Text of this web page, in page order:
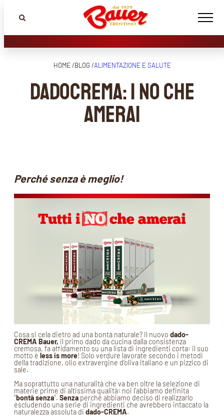
HOME /BLOG /ALIMENTAZIONE E SALUTE
Dadocrema: i no che
amerai
Perché senza è meglio!
Cosa si cela dietro ad una bontà naturale? Il nuovo dado-
CREMA Bauer, il primo dado da cucina dalla consistenza
cremosa, fa affidamento su una lista di ingredienti corta: il suo
motto è less is more! Solo verdure lavorate secondo i metodi
della tradizione, olio extravergine d’oliva italiano e un pizzico di
sale.
Ma soprattutto una naturalità che va ben oltre la selezione di
materie prime di altissima qualità: noi l’abbiamo definita
‘’bontà senza’’. Senza perché abbiamo deciso di realizzarlo
escludendo una serie di ingredienti che avrebbero intaccato la
naturalezza assoluta di dado-CREMA.